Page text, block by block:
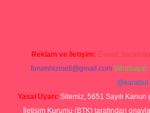
Reklam ve İletişim: E-mail:
forumhizmeti@gmail.com
@karabul
Yasal Uyarı: Sitemiz, 5651 Sayılı
İletişim Kurumu (BTK) tarafından